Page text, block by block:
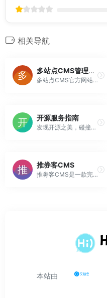
相关导航
多站点CMS管理系统
多站点CMS官方网站是集简单、健壮、灵活、开源几大特点的开源多站点内容管理系统,是国内开源CMS的站群系统，目前程序安装量已经非常高，很多外贸网站，集团网站、城市分站都在使用多站点CMS或基于CMS核心开发.
开源服务指南
发现开源之美，碰撞无限可能
推券客CMS
推劵客CMS是一款完全免费的淘宝优惠券网站源码程序，能够自动采集带优惠券的商品，自动申请高佣金计划。电脑手机无缝对接自动唤醒手淘，生成淘口令。
本站由